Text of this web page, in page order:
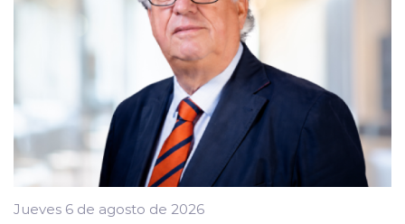
Jueves 6 de agosto de 2026